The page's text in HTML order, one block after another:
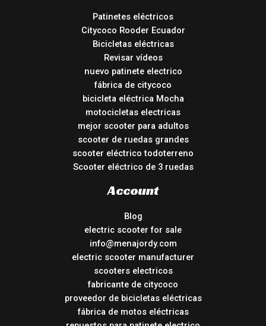
Patinetes eléctricos
Citycoco Rooder Ecuador
Bicicletas eléctricas
Revisar vídeos
nuevo patinete electrico
fábrica de citycoco
bicicleta eléctrica Mocha
motocicletas electricas
mejor scooter para adultos
scooter de ruedas grandes
scooter eléctrico todoterreno
Scooter eléctrico de 3 ruedas
Account
Blog
electric scooter for sale
info@menajordy.com
electric scooter manufacturer
scooters electricos
fabricante de citycoco
proveedor de bicicletas eléctricas
fábrica de motos eléctricas